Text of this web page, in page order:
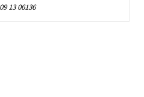
13 06136